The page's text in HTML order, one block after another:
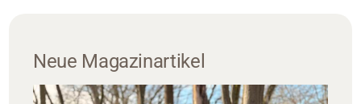
Neue Magazinartikel